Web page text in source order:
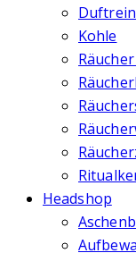
Kohle
Headshop